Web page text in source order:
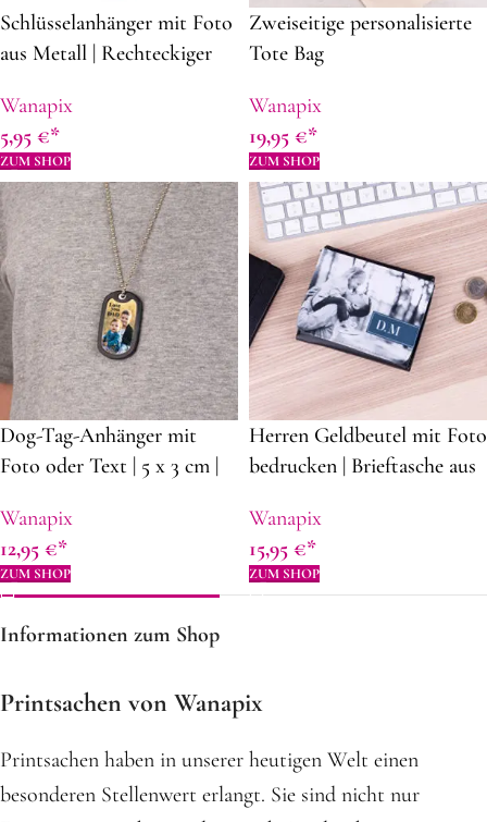
Schlüsselanhänger mit Foto
aus Metall | Rechteckiger
Ohne Mindestbestellung |
Personalisierte
Geschenkidee
Wanapix
5,95 €
ZUM SHOP
Zweiseitige personalisierte
Tote Bag
Wanapix
19,95 €
ZUM SHOP
Dog-Tag-Anhänger mit
Foto oder Text | 5 x 3 cm |
Druck | Geschenkidee zum
Vatertag
Wanapix
12,95 €
ZUM SHOP
Herren Geldbeutel mit Foto
bedrucken | Brieftasche aus
zum Vatertag | 11,7 x 9 cm
Wanapix
15,95 €
ZUM SHOP
Informationen zum Shop
Printsachen von Wanapix
Printsachen haben in unserer heutigen Welt einen
besonderen Stellenwert erlangt. Sie sind nicht nur